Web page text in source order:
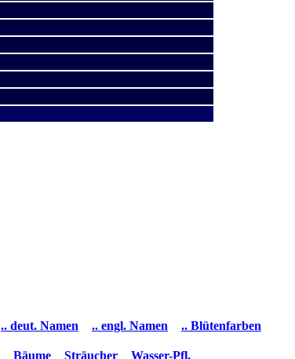
.. deut. Namen .. engl. Namen .. Blütenfarben
Bäume Sträucher Wasser-Pfl.